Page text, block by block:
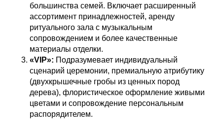
большинства семей. Включает расширенный
ассортимент принадлежностей, аренду
ритуального зала с музыкальным
сопровождением и более качественные
материалы отделки.
«VIP»: Подразумевает индивидуальный
сценарий церемонии, премиальную атрибутику
(двухкрышечные гробы из ценных пород
дерева), флористическое оформление живыми
цветами и сопровождение персональным
распорядителем.